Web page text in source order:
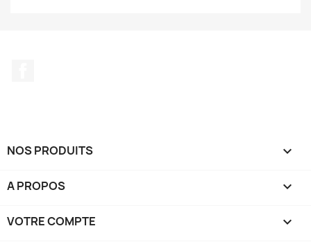
NOS PRODUITS 
A PROPOS 
VOTRE COMPTE 